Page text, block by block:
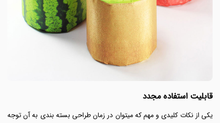
قابلیت استفاده مجدد
یکی از نکات کلیدی و مهم که میتوان در زمان طراحی بسته بندی به آن توجه